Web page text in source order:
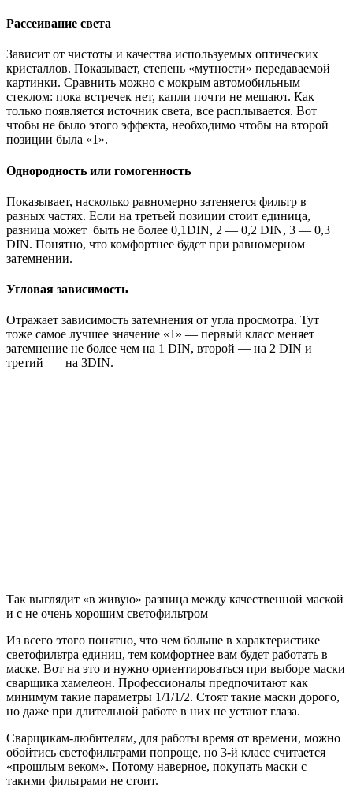
Рассеивание света
Зависит от чистоты и качества используемых оптических
кристаллов. Показывает, степень «мутности» передаваемой
картинки. Сравнить можно с мокрым автомобильным
стеклом: пока встречек нет, капли почти не мешают. Как
только появляется источник света, все расплывается. Вот
чтобы не было этого эффекта, необходимо чтобы на второй
позиции была «1».
Однородность или гомогенность
Показывает, насколько равномерно затеняется фильтр в
разных частях. Если на третьей позиции стоит единица,
разница может быть не более 0,1DIN, 2 — 0,2 DIN, 3 — 0,3
DIN. Понятно, что комфортнее будет при равномерном
затемнении.
Угловая зависимость
Отражает зависимость затемнения от угла просмотра. Тут
тоже самое лучшее значение «1» — первый класс меняет
затемнение не более чем на 1 DIN, второй — на 2 DIN и
третий — на 3DIN.
Так выглядит «в живую» разница между качественной маской
и с не очень хорошим светофильтром
Из всего этого понятно, что чем больше в характеристике
светофильтра единиц, тем комфортнее вам будет работать в
маске. Вот на это и нужно ориентироваться при выборе маски
сварщика хамелеон. Профессионалы предпочитают как
минимум такие параметры 1/1/1/2. Стоят такие маски дорого,
но даже при длительной работе в них не устают глаза.
Сварщикам-любителям, для работы время от времени, можно
обойтись светофильтрами попроще, но 3-й класс считается
«прошлым веком». Потому наверное, покупать маски с
такими фильтрами не стоит.